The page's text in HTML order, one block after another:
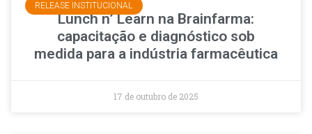
RELEASE INSTITUCIONAL
Lunch n’ Learn na Brainfarma:
capacitação e diagnóstico sob
medida para a indústria farmacêutica
17 de outubro de 2025